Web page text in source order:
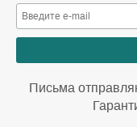
Письма